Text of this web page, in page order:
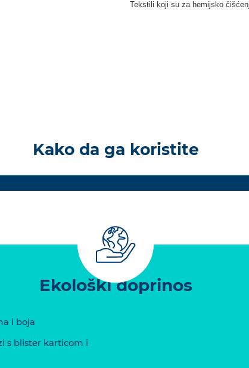
Tekstili koji su za hemijsko
Kako da ga koristite
Ekološki doprinos
i boja
s blister karticom i